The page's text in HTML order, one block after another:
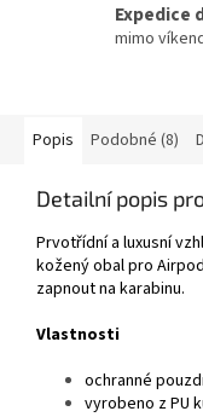
Expedice
mimo
Popis Podobné (8)
Detailní popis
Prvotřídní a luxusní
kožený obal pro
zapnout na karabinu.
Vlastnosti
ochranné
vyrobeno z PU